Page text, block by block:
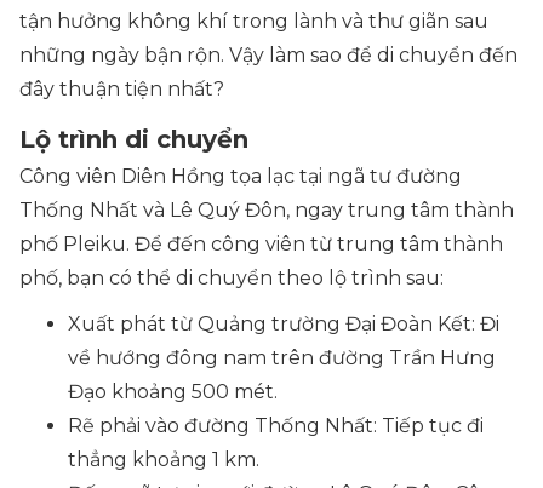
tận hưởng không khí trong lành và thư giãn sau
những ngày bận rộn. Vậy làm sao để di chuyển đến
đây thuận tiện nhất?
Lộ trình di chuyển
Công viên Diên Hồng tọa lạc tại ngã tư đường
Thống Nhất và Lê Quý Đôn, ngay trung tâm thành
phố Pleiku. Để đến công viên từ trung tâm thành
phố, bạn có thể di chuyển theo lộ trình sau:
Xuất phát từ Quảng trường Đại Đoàn Kết: Đi
về hướng đông nam trên đường Trần Hưng
Đạo khoảng 500 mét.​
Rẽ phải vào đường Thống Nhất: Tiếp tục đi
thẳng khoảng 1 km.​